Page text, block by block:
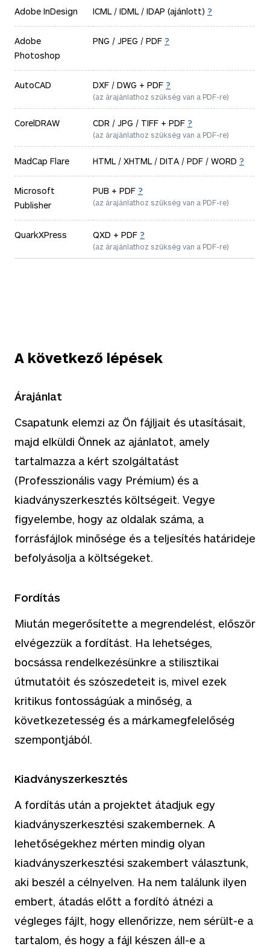
Adobe InDesign ICML / IDML / IDAP (ajánlott) ?
Adobe
Photoshop
PNG / JPEG / PDF ?
AutoCAD DXF / DWG + PDF ?
(az árajánlathoz szükség van a PDF-re)
CorelDRAW CDR / JPG / TIFF + PDF ?
(az árajánlathoz szükség van a PDF-re)
MadCap Flare HTML / XHTML / DITA / PDF / WORD ?
Microsoft
Publisher
PUB + PDF ?
(az árajánlathoz szükség van a PDF-re)
QuarkXPress QXD + PDF ?
(az árajánlathoz szükség van a PDF-re)
A következő lépések
Árajánlat
Csapatunk elemzi az Ön fájljait és utasításait,
majd elküldi Önnek az ajánlatot, amely
tartalmazza a kért szolgáltatást
(Professzionális vagy Prémium) és a
kiadványszerkesztés költségeit. Vegye
figyelembe, hogy az oldalak száma, a
forrásfájlok minősége és a teljesítés határideje
befolyásolja a költségeket.
Fordítás
Miután megerősítette a megrendelést, először
elvégezzük a fordítást. Ha lehetséges,
bocsássa rendelkezésünkre a stilisztikai
útmutatóit és szószedeteit is, mivel ezek
kritikus fontosságúak a minőség, a
következetesség és a márkamegfelelőség
szempontjából.
Kiadványszerkesztés
A fordítás után a projektet átadjuk egy
kiadványszerkesztési szakembernek. A
lehetőségekhez mérten mindig olyan
kiadványszerkesztési szakembert választunk,
aki beszél a célnyelven. Ha nem találunk ilyen
embert, átadás előtt a fordító átnézi a
végleges fájlt, hogy ellenőrizze, nem sérült-e a
tartalom, és hogy a fájl készen áll-e a